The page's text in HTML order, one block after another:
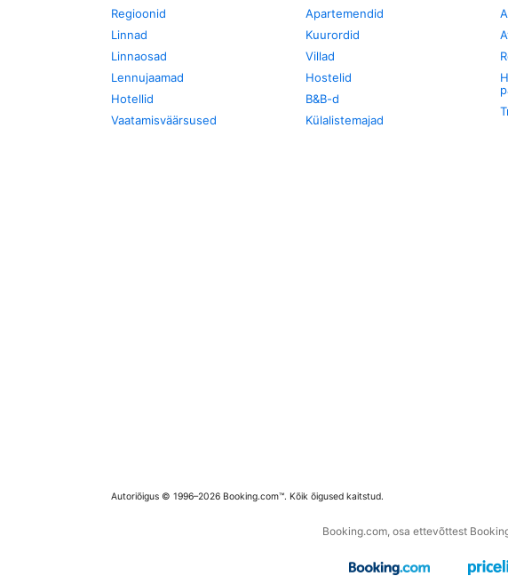
Regioonid
Linnad
Linnaosad
Lennujaamad
Hotellid
Vaatamisväärsused
Apartemendid
Kuurordid
Villad
Hostelid
B&B-d
Külalistemajad
Autoriõigus © 1996–2026 Booking.com™. Kõik õigused kaitstud.
Booking.com, osa ettevõttest